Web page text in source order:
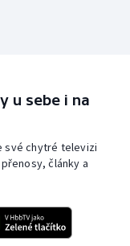
u sebe i na
své chytré televizi
články a